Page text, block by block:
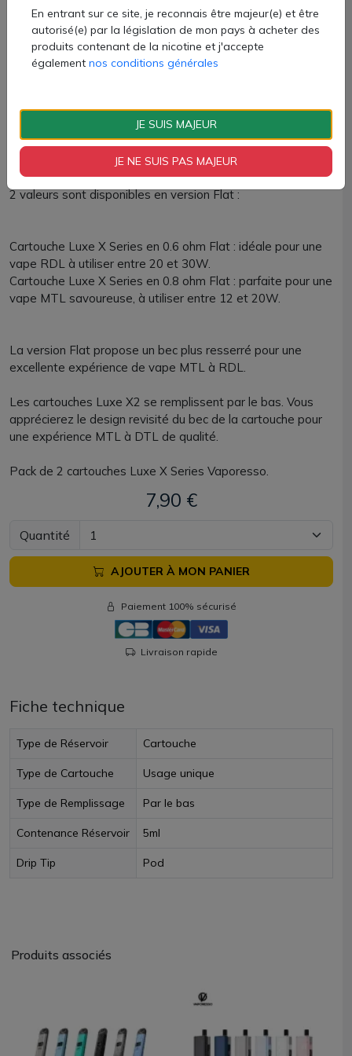
Cartouche Luxe X Series en 0.8 ohm : parfaite pour une
vape MTL savoureuse, à utiliser entre 12 et 20W.
Cartouche Luxe X Series en 0.4 ohm : idéale pour une vape
RDL, à utiliser entre 26 et 32W max.
vape DTL, à utiliser entre 32 et 45W.
2 valeurs sont disponibles en version Flat :
Cartouche Luxe X Series en 0.6 ohm Flat : idéale pour une
vape RDL à utiliser entre 20 et 30W.
Cartouche Luxe X Series en 0.8 ohm Flat : parfaite pour une
vape MTL savoureuse, à utiliser entre 12 et 20W.
La version Flat propose un bec plus resserré pour une
excellente expérience de vape MTL à RDL.
Les cartouches Luxe X2 se remplissent par le bas. Vous
apprécierez le design revisité du bec de la cartouche pour
une expérience MTL à DTL de qualité.
Pack de 2 cartouches Luxe X Series Vaporesso.
7,90 €
Quantité
AJOUTER À MON PANIER
Paiement 100% sécurisé
Livraison rapide
Fiche technique
Type de Réservoir Cartouche
Type de Cartouche Usage unique
Type de Remplissage Par le bas
Contenance Réservoir 5ml
Drip Tip Pod
Produits associés
En entrant sur ce site, je reconnais être majeur(e) et être
autorisé(e) par la législation de mon pays à acheter des
produits contenant de la nicotine et j'accepte
également nos conditions générales
JE SUIS MAJEUR
JE NE SUIS PAS MAJEUR